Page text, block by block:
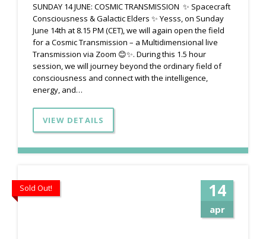
SUNDAY 14 JUNE: COSMIC TRANSMISSION ✨ Spacecraft
Consciousness & Galactic Elders ✨ Yesss, on Sunday
June 14th at 8.15 PM (CET), we will again open the field
for a Cosmic Transmission – a Multidimensional live
Transmission via Zoom 😊✨. During this 1.5 hour
session, we will journey beyond the ordinary field of
consciousness and connect with the intelligence,
energy, and…
VIEW DETAILS
14
apr
Sold Out!